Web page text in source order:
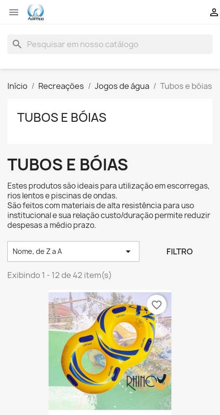
 
search
Início Recreações Jogos de água Tubos e bóias
TUBOS E BÓIAS
TUBOS E BÓIAS
Estes produtos são ideais para utilização em escorregas,
rios lentos e piscinas de ondas.
São feitos com materiais de alta resistência para uso
institucional e sua relação custo/duração permite reduzir
despesas a médio prazo.
Nome, de Z a A  FILTRO
Exibindo 1 - 12 de 42 item(s)
favorite_border